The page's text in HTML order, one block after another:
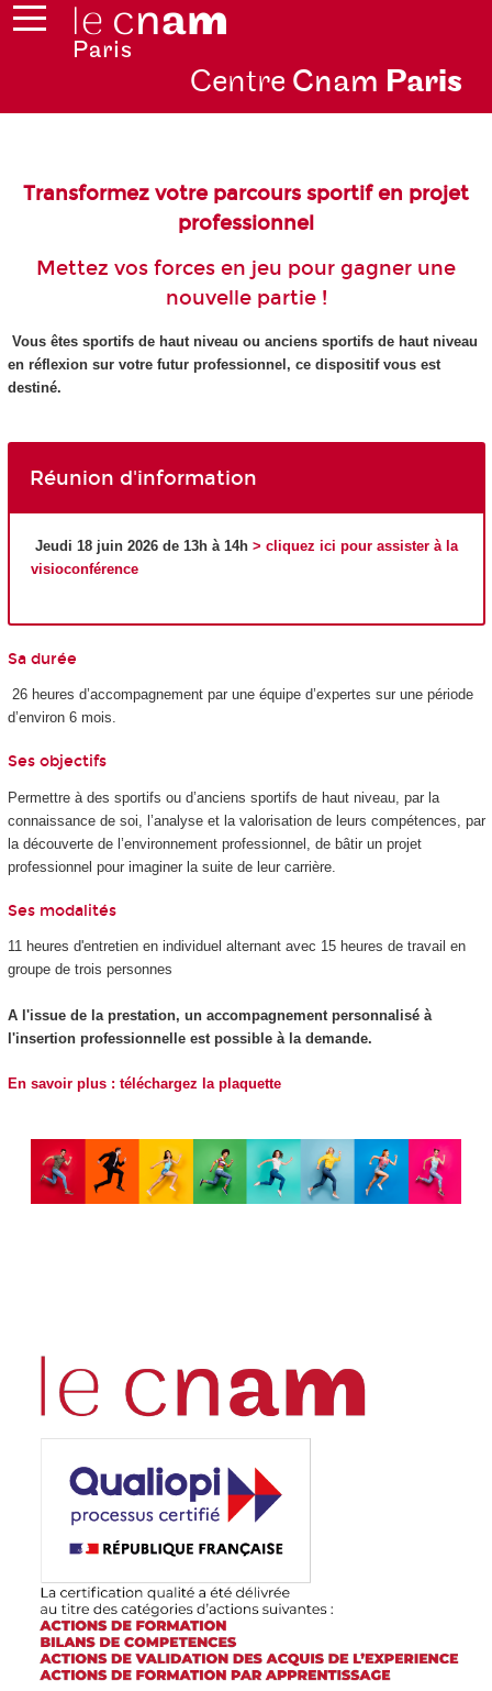
Centre Cnam Paris
Transformez votre parcours sportif en projet
professionnel
Mettez vos forces en jeu pour gagner une
nouvelle partie !
Vous êtes sportifs de haut niveau ou anciens sportifs de haut niveau
en réflexion sur votre futur professionnel, ce dispositif vous est
destiné.
Réunion d'information
Jeudi 18 juin 2026 de 13h à 14h > cliquez ici pour assister à la
visioconférence
Sa durée
26 heures d’accompagnement par une équipe d’expertes sur une période
d’environ 6 mois.
Ses objectifs
Permettre à des sportifs ou d’anciens sportifs de haut niveau, par la
connaissance de soi, l’analyse et la valorisation de leurs compétences, par
la découverte de l’environnement professionnel, de bâtir un projet
professionnel pour imaginer la suite de leur carrière.
Ses modalités
11 heures d'entretien en individuel alternant avec 15 heures de travail en
groupe de trois personnes
A l'issue de la prestation, un accompagnement personnalisé à
l'insertion professionnelle est possible à la demande.
En savoir plus : téléchargez la plaquette